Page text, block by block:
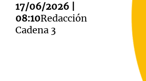
17/06/2026 |
08:10Redacción
Cadena 3